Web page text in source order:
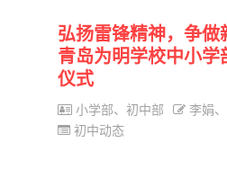
弘扬雷锋精神，争做
青岛为明学校中小
仪式
小学部、初中部
李娟
初中动态